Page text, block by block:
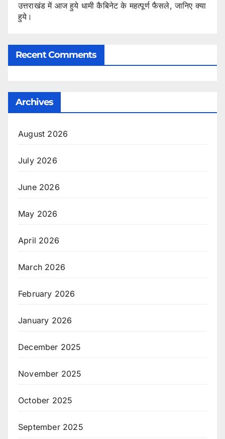
उत्तराखंड में आज हुये धामी कैबिनेट के महत्पूर्ण फैसले, जानिए क्या
हुये।
Recent Comments
Archives
August 2026
July 2026
June 2026
May 2026
April 2026
March 2026
February 2026
January 2026
December 2025
November 2025
October 2025
September 2025